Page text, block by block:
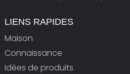
LIENS RAPIDES
Maison
Connaissance
Idées de produits